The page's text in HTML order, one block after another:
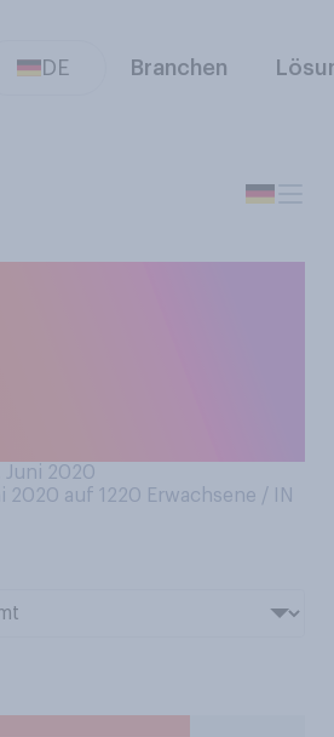
DE Branchen
Juni 2020
2020 auf 1220 Erwachsene / IN